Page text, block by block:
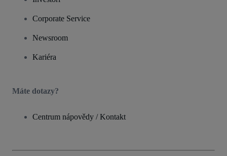
Corporate Service
Newsroom
Kariéra
Máte dotazy?
Centrum nápovědy / Kontakt